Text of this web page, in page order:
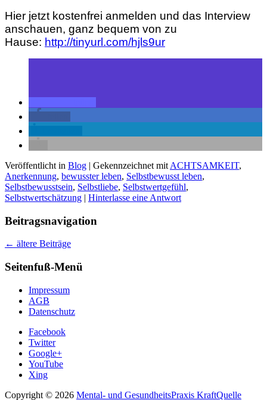
Hier jetzt kostenfrei anmelden und das Interview
anschauen, ganz bequem von zu
Hause: http://tinyurl.com/hjls9ur
Veröffentlicht in Blog | Gekennzeichnet mit ACHTSAMKEIT,
Anerkennung, bewusster leben, Selbstbewusst leben,
Selbstbewusstsein, Selbstliebe, Selbstwertgefühl,
Selbstwertschätzung | Hinterlasse eine Antwort
Beitragsnavigation
← ältere Beiträge
Seitenfuß-Menü
Impressum
AGB
Datenschutz
Facebook
Twitter
Google+
YouTube
Xing
Copyright © 2026 Mental- und GesundheitsPraxis KraftQuelle